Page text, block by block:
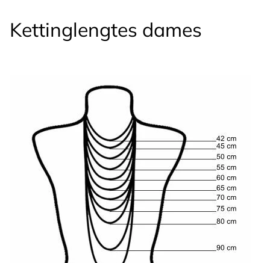
Kettinglengtes dames